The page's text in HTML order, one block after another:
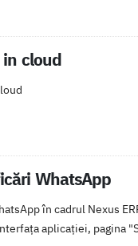
in cloud
WhatsApp
în cadrul Nexus
aplicației, pagina